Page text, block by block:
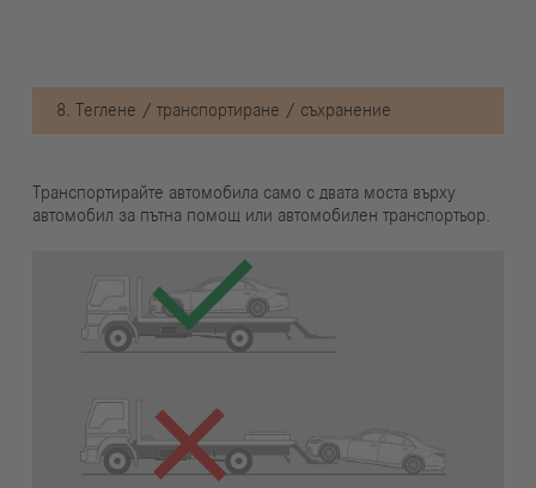
8. Теглене / транспортиране / съхранение
Транспортирайте автомобила само с двата моста върху
автомобил за пътна помощ или автомобилен транспортьор.